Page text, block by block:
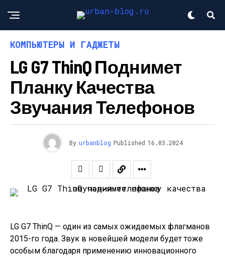
КОМПЬЮТЕРЫ И ГАДЖЕТЫ
LG G7 ThinQ Поднимет
Планку Качества
Звучания Телефонов
By urbanblog Published 16.03.2024
LG G7 ThinQ — один из самых ожидаемых флагманов
2015-го года. Звук в новейшей модели будет тоже
особым благодаря применению инновационного